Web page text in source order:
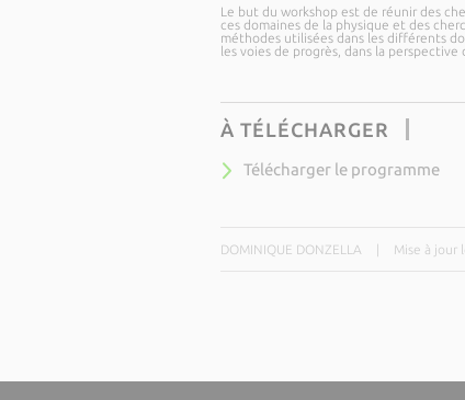
Le but du workshop est de réunir des
ces domaines de la physique et des
méthodes utilisées dans les différents
les voies de progrès, dans la
À TÉLÉCHARGER
Télécharger le programme
DOMINIQUE DONZELLA Mise à jour